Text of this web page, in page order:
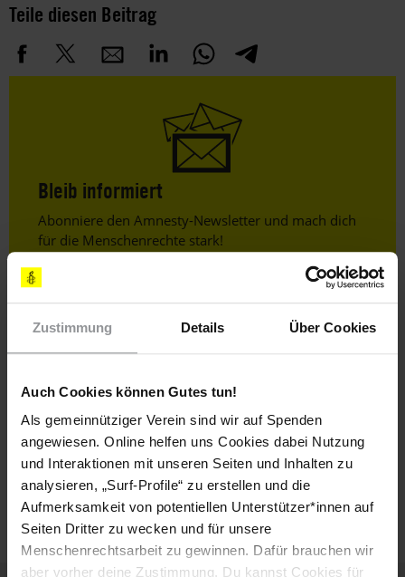
Zustimmung Details Über Cookies
Auch Cookies können Gutes tun!
Als gemeinnütziger Verein sind wir auf Spenden
angewiesen. Online helfen uns Cookies dabei Nutzung
und Interaktionen mit unseren Seiten und Inhalten zu
analysieren, „Surf-Profile“ zu erstellen und die
Aufmerksamkeit von potentiellen Unterstützer*innen auf
Seiten Dritter zu wecken und für unsere
Menschenrechtsarbeit zu gewinnen. Dafür brauchen wir
aber vorher deine Zustimmung. Du kannst Cookies für
Teile diesen Beitrag
Bleib informiert
Header
Text
Abonniere den Amnesty-Newsletter und mach dich
für die Menschenrechte stark!
Nachname
Mail
Ich habe dieDatenschutzrichtlinieund die
Nutzungsbedingungen
gelesen und stimme
ihnen zu.